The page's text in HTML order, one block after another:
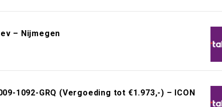
– Nijmegen
1092-GRQ (Vergoeding tot €1.973,-) – ICON